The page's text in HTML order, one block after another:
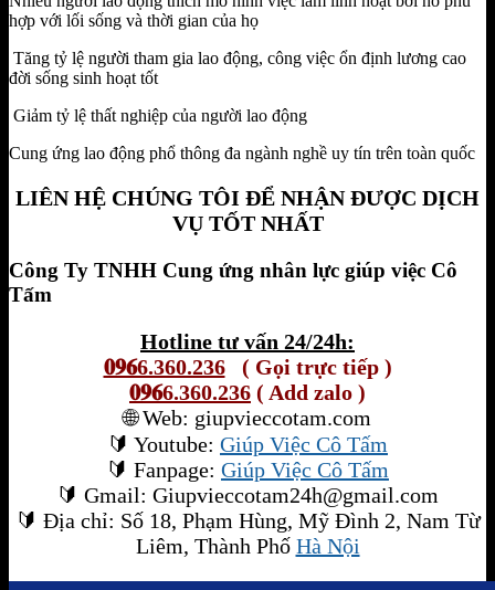
hợp với lối sống và thời gian của họ
Tăng tỷ lệ người tham gia lao động, công việc ổn định lương cao
đời sống sinh hoạt tốt
Giảm tỷ lệ thất nghiệp của người lao động
Cung ứng lao động phổ thông đa ngành nghề uy tín trên toàn quốc
LIÊN HỆ CHÚNG TÔI ĐỂ NHẬN ĐƯỢC DỊCH
VỤ TỐT NHẤT
Công Ty TNHH Cung ứng nhân lực giúp việc Cô
Tấm
Hotline tư vấn 24/24h:
𝟎𝟗𝟔6.360.236( Gọi trực tiếp )
𝟎𝟗𝟔6.360.236 ( Add zalo )
🌐Web: giupvieccotam.com
🔰 Youtube: Giúp Việc Cô Tấm
🔰 Fanpage: Giúp Việc Cô Tấm
🔰 Gmail: Giupvieccotam24h@gmail.com
🔰 Địa chỉ: Số 18, Phạm Hùng, Mỹ Đình 2, Nam Từ
Liêm, Thành Phố Hà Nội